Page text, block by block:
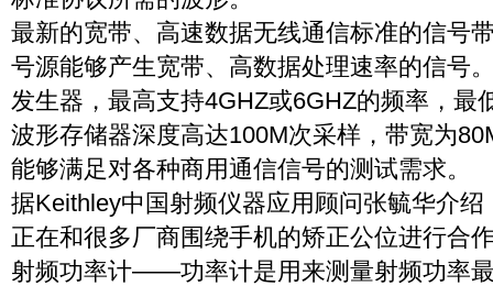
最新的宽带、高速数据无线通信标准的信号
号源能够产生宽带、高数据处理速率的信号
发生器，最高支持4GHZ或6GHZ的频率，最
波形存储器深度高达100M次采样，带宽为
能够满足对各种商用通信信号的测试需求。
据Keithley中国射频仪器应用顾问张毓华介
正在和很多厂商围绕手机的矫正公位进行合
射频功率计——功率计是用来测量射频功率